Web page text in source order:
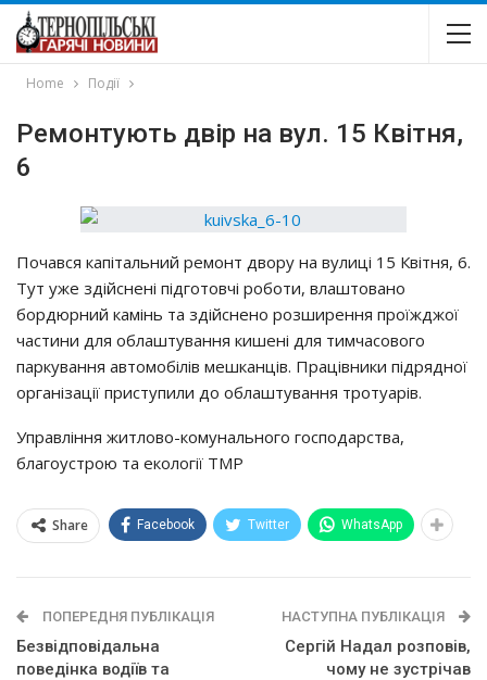
Home Події
Ремонтують двір на вул. 15 Квітня,
6
Почався капітальний ремонт двору на вулиці 15 Квітня, 6.
Тут уже здійснені підготовчі роботи, влаштовано
бордюрний камінь та здійснено розширення проїжджої
частини для облаштування кишені для тимчасового
паркування автомобілів мешканців. Працівники підрядної
організації приступили до облаштування тротуарів.
Управління житлово-комунального господарства,
благоустрою та екології ТМР
Share Facebook Twitter WhatsApp
ПОПЕРЕДНЯ ПУБЛІКАЦІЯ
Безвідповідальна
поведінка водіїв та
НАСТУПНА ПУБЛІКАЦІЯ
Сергій Надал розповів,
чому не зустрічав